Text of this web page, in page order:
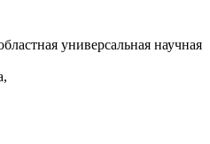
универсальная научная